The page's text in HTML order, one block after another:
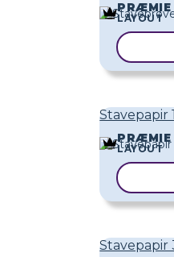
PRÆMIE
LAYOUT
Stavepapir 1
PRÆMIE
LAYOUT
Stavepapir